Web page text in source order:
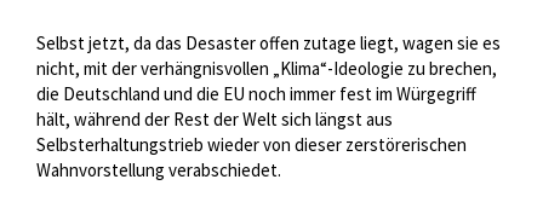
Selbst jetzt, da das Desaster offen zutage liegt, wagen sie es
nicht, mit der verhängnisvollen „Klima“-Ideologie zu brechen,
die Deutschland und die EU noch immer fest im Würgegriff
hält, während der Rest der Welt sich längst aus
Selbsterhaltungstrieb wieder von dieser zerstörerischen
Wahnvorstellung verabschiedet.